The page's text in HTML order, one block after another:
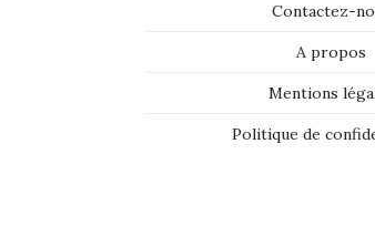
Contactez-
A propos
Mentions
Politique de